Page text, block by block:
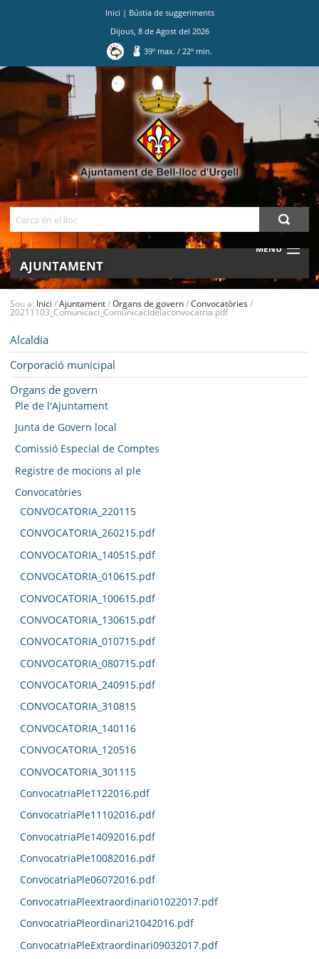
Inici | Bústia de suggeriments
Dijous, 8de Agostdel 2026
39º max./ 22º min.
MENU
AJUNTAMENT
BELL-LLOC SOLUCIONA
Sou a: Inici /Ajuntament/Organs de govern/Convocatòries/
20211103_Comunicaci_Comunicacidelaconvocatria.pdf
Alcaldia
Corporació municipal
Organs de govern
Ple de l'Ajuntament
Junta de Govern local
Comissió Especial de Comptes
Registre de mocions al ple
Convocatòries
CONVOCATORIA_220115
CONVOCATORIA_260215.pdf
CONVOCATORIA_140515.pdf
CONVOCATORIA_010615.pdf
CONVOCATORIA_100615.pdf
CONVOCATORIA_130615.pdf
CONVOCATORIA_010715.pdf
CONVOCATORIA_080715.pdf
CONVOCATORIA_240915.pdf
CONVOCATORIA_310815
CONVOCATORIA_140116
CONVOCATORIA_120516
CONVOCATORIA_301115
ConvocatriaPle1122016.pdf
ConvocatriaPle11102016.pdf
ConvocatriaPle14092016.pdf
ConvocatriaPle10082016.pdf
ConvocatriaPle06072016.pdf
ConvocatriaPleextraordinari01022017.pdf
ConvocatriaPleordinari21042016.pdf
ConvocatriaPleExtraordinari09032017.pdf